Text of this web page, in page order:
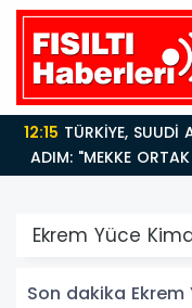
12:15
ADIM: "MEKKE
Ekrem Yüce
Son dakika